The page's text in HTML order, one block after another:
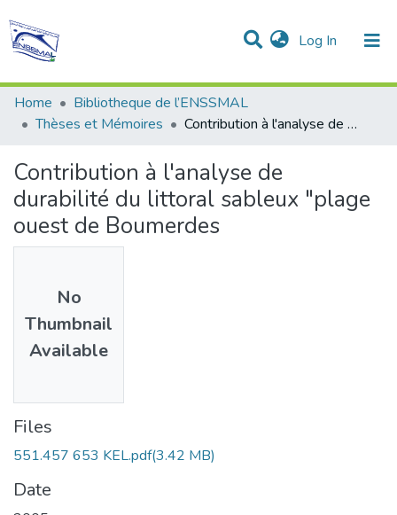
Log In (current)
Communities & Collections
Statistics
All of DSpace
Home
Bibliotheque de l’ENSSMAL
Thèses et Mémoires
Contribution à l'analyse de durabilité du littoral sableux "plage ouest de Boumerdes
Contribution à l'analyse de
durabilité du littoral sableux "plage
ouest de Boumerdes
No
Thumbnail
Available
Files
551.457 653 KEL.pdf(3.42 MB)
Date